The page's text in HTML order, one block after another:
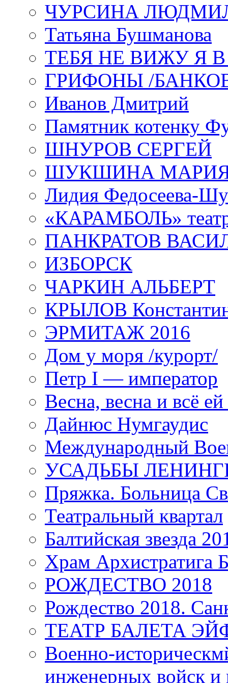
ЧУРСИНА
Татьяна Бушманова
ТЕБЯ НЕ ВИЖУ Я
ГРИФОНЫ /
Иванов Дмитрий
Памятник котенку
ШНУРОВ СЕРГЕЙ
ШУКШИНА
Лидия Федосеева-
«КАРАМБОЛЬ»
ПАНКРАТОВ
ИЗБОРСК
ЧАРКИН АЛЬБЕРТ
КРЫЛОВ
ЭРМИТАЖ 2016
Дом у моря /курорт/
Петр I — император
Весна, весна и всё
Дайнюс Нумгаудис
Международный
УСАДЬБЫ
Пряжка. Больница
Театральный квартал
Балтийская звезда
Храм
РОЖДЕСТВО 2018
Рождество 2018.
ТЕАТР БАЛЕТА
Военно-
инженерных войск и